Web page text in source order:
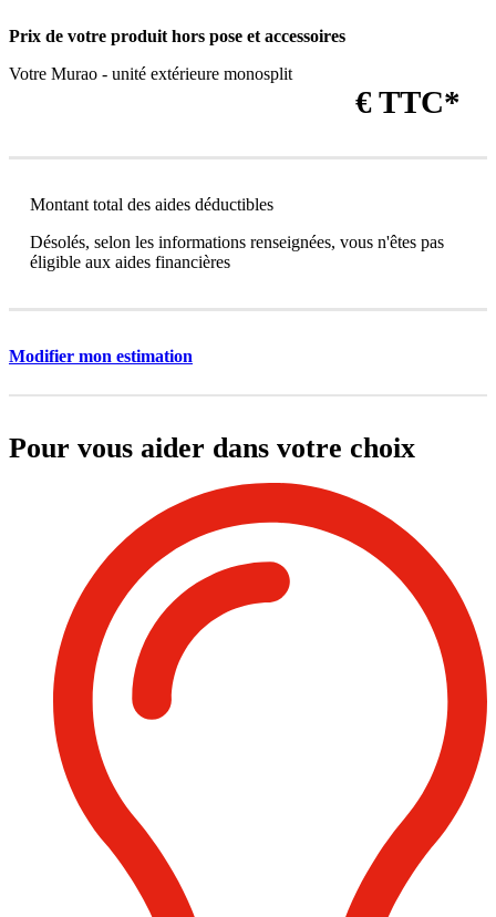
Prix de votre produit hors pose et accessoires
Votre Murao - unité extérieure monosplit
€ TTC*
Montant total des aides déductibles
Désolés, selon les informations renseignées, vous n'êtes pas
éligible aux aides financières
Modifier mon estimation
Pour vous aider dans votre choix